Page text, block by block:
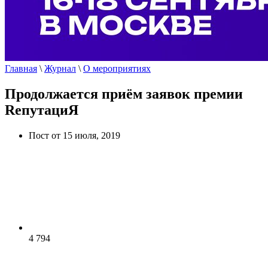
Главная \ Журнал \ О мероприятиях
Продолжается приём заявок премии
RепутациЯ
Пост от 15 июля, 2019
4 794